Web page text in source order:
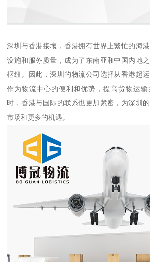
深圳与香港接壤，香港拥有世界上繁忙的海
设施和服务质量，成为了东南亚和中国内地
枢纽。因此，深圳的物流公司选择从香港起
作为物流中心的便利和优势，提高货物运输
时，香港与国际的联系也更加紧密，为深圳
市场和更多的机遇。